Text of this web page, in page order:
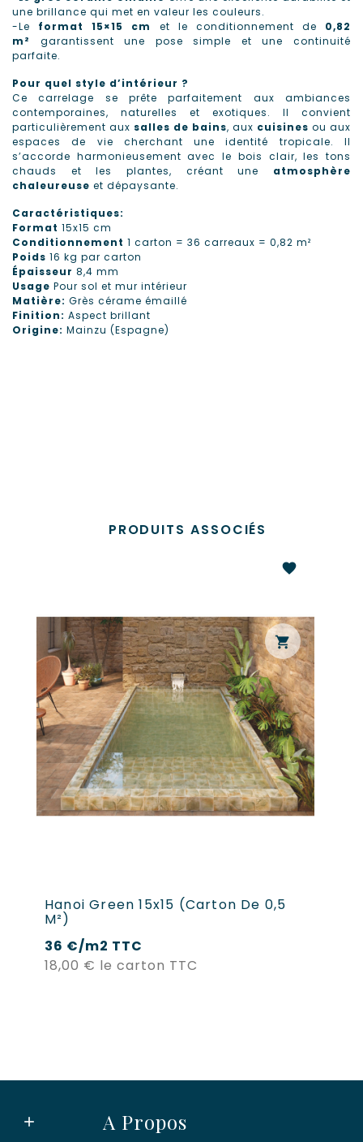
une brillance qui met en valeur les couleurs.
-Le
format 15×15 cm et le conditionnement de
0,82
m²
garantissent une pose simple et une continuité
parfaite.
Pour quel style d’intérieur ?
Ce carrelage se prête parfaitement aux ambiances
contemporaines, naturelles et exotiques. Il convient
particulièrement aux salles de bains, aux cuisines ou aux
espaces de vie cherchant une identité tropicale. Il
s’accorde harmonieusement avec le bois clair, les tons
chauds et les plantes, créant une atmosphère
chaleureuse et dépaysante.
Caractéristiques:
Format 15x15 cm
Conditionnement 1 carton = 36 carreaux = 0,82 m²
Poids 16 kg par carton
Épaisseur 8,4 mm
Usage Pour sol et mur intérieur
Matière: Grès cérame émaillé
Finition: Aspect brillant
Origine: Mainzu (Espagne)
PRODUITS ASSOCIÉS
Hanoi Green 15x15 (carton De 0,5
M²)
36 €/m2 TTC
18,00 € le carton TTC
favorite
shopping_cart
A Propos
